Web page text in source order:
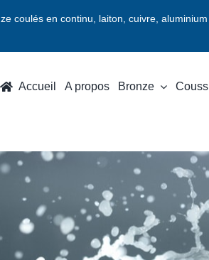
coulés en continu, laiton, cuivre,
Accueil A propos Bronze